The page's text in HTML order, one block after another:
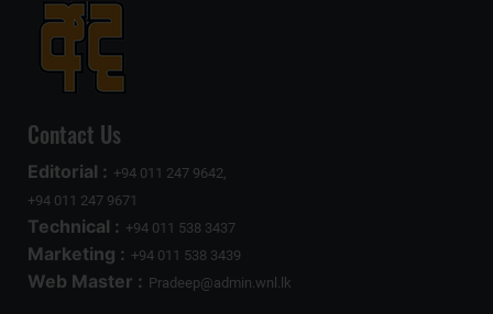
Contact Us
Editorial : +94 011 247 9642,
+94 011 247 9671
Technical : +94 011 538 3437
Marketing : +94 011 538 3439
Web Master : Pradeep@admin.wnl.lk